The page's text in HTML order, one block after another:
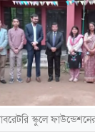
স্কুলে